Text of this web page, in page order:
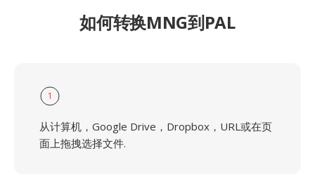
如何转换MNG到PAL
1
从计算机，Google Drive，Dropbox，URL或在页
面上拖拽选择文件.